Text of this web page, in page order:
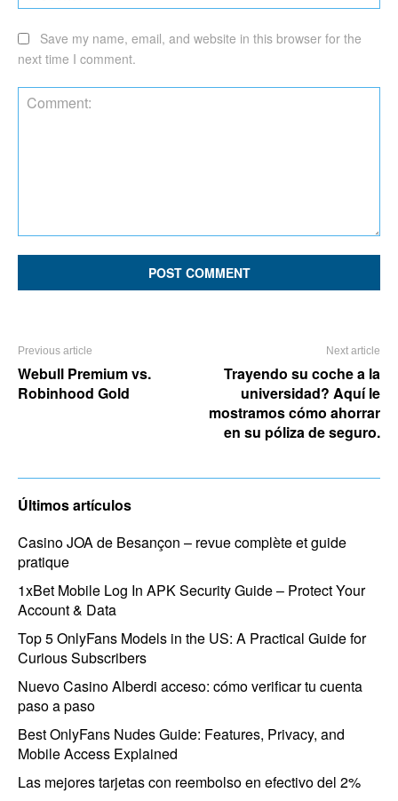
Save my name, email, and website in this browser for the
next time I comment.
Previous article
Webull Premium vs.
Robinhood Gold
Next article
Trayendo su coche a la
universidad? Aquí le
mostramos cómo ahorrar
en su póliza de seguro.
Últimos artículos
Casino JOA de Besançon – revue complète et guide
pratique
1xBet Mobile Log In APK Security Guide – Protect Your
Account & Data
Top 5 OnlyFans Models in the US: A Practical Guide for
Curious Subscribers
Nuevo Casino Alberdi acceso: cómo verificar tu cuenta
paso a paso
Best OnlyFans Nudes Guide: Features, Privacy, and
Mobile Access Explained
Las mejores tarjetas con reembolso en efectivo del 2%